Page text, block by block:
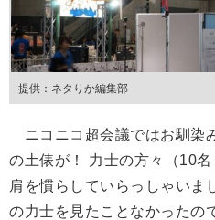
提供：ネタりか編集部
ニコニコ超会議ではお馴染
の土俵が！ 力士の方々（10名
肩を慣らしていらっしゃいま
の力士を見たことなかったの